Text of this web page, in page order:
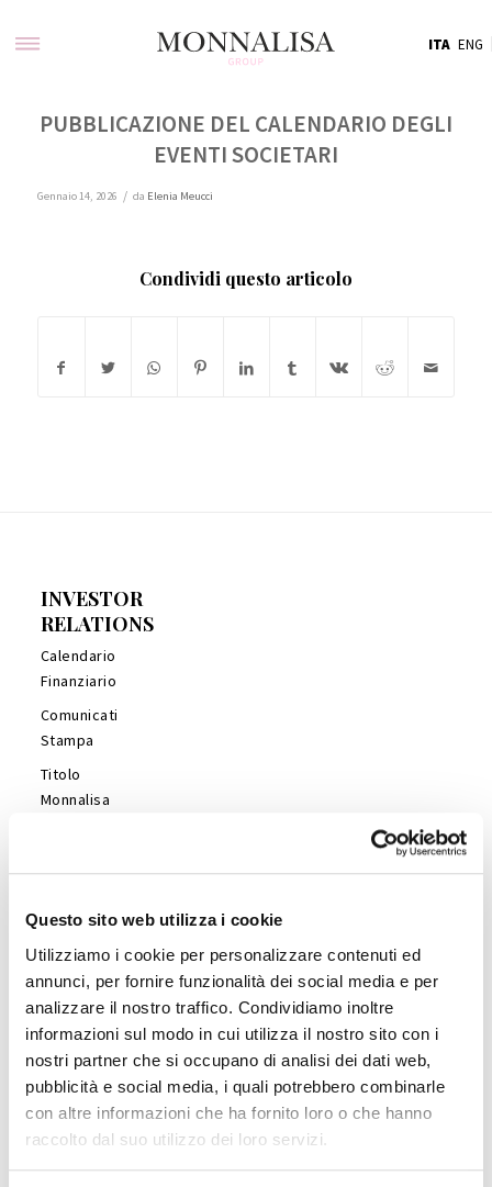
Questo sito web utilizza i cookie
Utilizziamo i cookie per personalizzare contenuti ed
annunci, per fornire funzionalità dei social media e per
analizzare il nostro traffico. Condividiamo inoltre
informazioni sul modo in cui utilizza il nostro sito con i
nostri partner che si occupano di analisi dei dati web,
pubblicità e social media, i quali potrebbero combinarle
con altre informazioni che ha fornito loro o che hanno
raccolto dal suo utilizzo dei loro servizi.
ITA ENG
PUBBLICAZIONE DEL CALENDARIO DEGLI
EVENTI SOCIETARI
Gennaio 14, 2026 / da Elenia Meucci
Condividi questo articolo
INVESTOR
RELATIONS
Calendario
Finanziario
Comunicati
Stampa
Titolo
Monnalisa
Presentations
Copertura
Analisti
Company
Profile
GOVERNANCE
Consiglio di
Amministrazione